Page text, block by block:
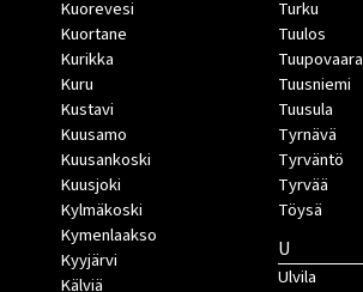
Kuorevesi
Kuortane
Kurikka
Kuru
Kustavi
Kuusamo
Kuusankoski
Kuusjoki
Kylmäkoski
Kymenlaakso
Kyyjärvi
Kälviä
Turku
Tuulos
Tuupovaara
Tuusniemi
Tuusula
Tyrnävä
Tyrväntö
Tyrvää
Töysä
U
Ulvila